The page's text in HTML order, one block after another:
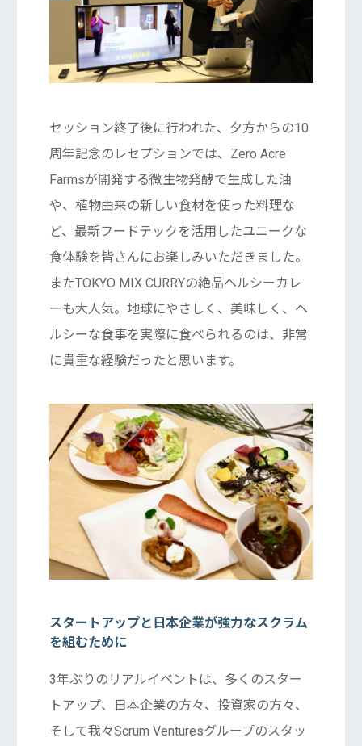
セッション終了後に行われた、夕方からの10
周年記念のレセプションでは、Zero Acre
Farmsが開発する微生物発酵で生成した油
や、植物由来の新しい食材を使った料理な
ど、最新フードテックを活用したユニークな
食体験を皆さんにお楽しみいただきました。
またTOKYO MIX CURRYの絶品ヘルシーカレ
ーも大人気。地球にやさしく、美味しく、ヘ
ルシーな食事を実際に食べられるのは、非常
に貴重な経験だったと思います。
スタートアップと日本企業が強力なスクラム
を組むために
3年ぶりのリアルイベントは、多くのスター
トアップ、日本企業の方々、投資家の方々、
そして我々Scrum Venturesグループのスタッ